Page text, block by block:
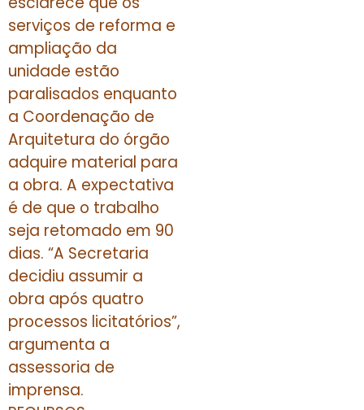
serviços de reforma e
ampliação da
unidade estão
paralisados enquanto
a Coordenação de
Arquitetura do órgão
adquire material para
a obra. A expectativa
é de que o trabalho
seja retomado em 90
dias. “A Secretaria
decidiu assumir a
obra após quatro
processos licitatórios”,
argumenta a
assessoria de
imprensa.